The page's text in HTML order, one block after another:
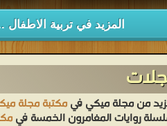
المزيد في تربية الاطفال
من مجلة ميكي فيمكتبة مجلة
روايات المغامرون الخمسة في